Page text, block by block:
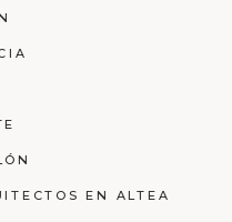
EN ALTEA